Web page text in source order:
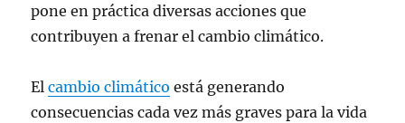
pone en práctica diversas acciones que
contribuyen a frenar el cambio climático.
Elcambio climático está generando
consecuencias cada vez más graves para la vida